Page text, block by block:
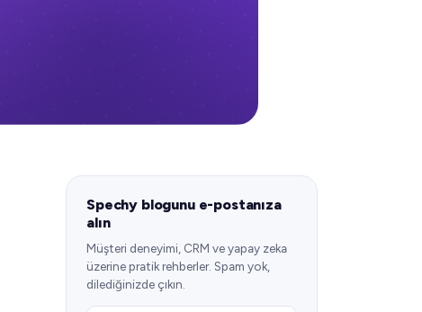
Spechy blogunu e-postanıza
alın
Müşteri deneyimi, CRM ve yapay zeka
üzerine pratik rehberler. Spam yok,
dilediğinizde çıkın.